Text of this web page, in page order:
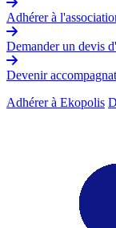
Adhérer à
Demander un devis
Devenir
Adhérer à Ekopolis